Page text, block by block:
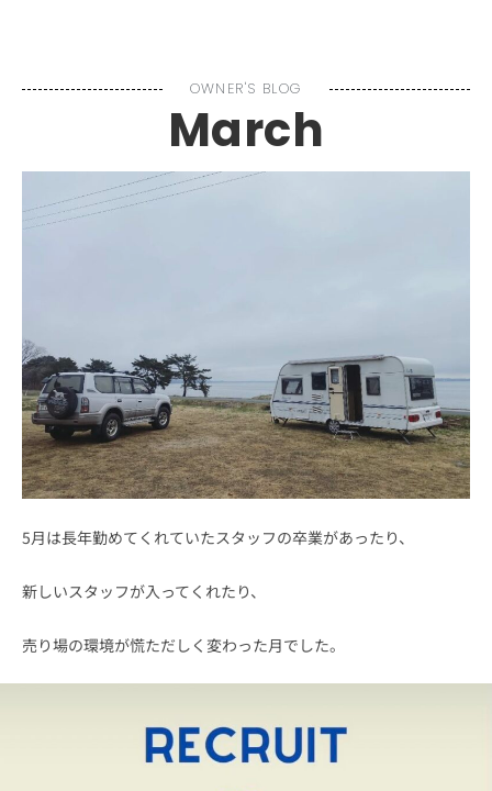
OWNER'S BLOG
March
5月は長年勤めてくれていたスタッフの卒業があったり、
新しいスタッフが入ってくれたり、
売り場の環境が慌ただしく変わった月でした。